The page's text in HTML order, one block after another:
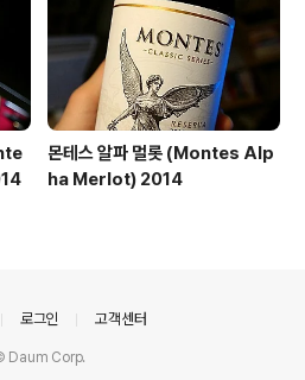
몬테스 알파 멀롯 (Montes Alp
ha Merlot) 2014
로그인 고객센터
Daum Corp.